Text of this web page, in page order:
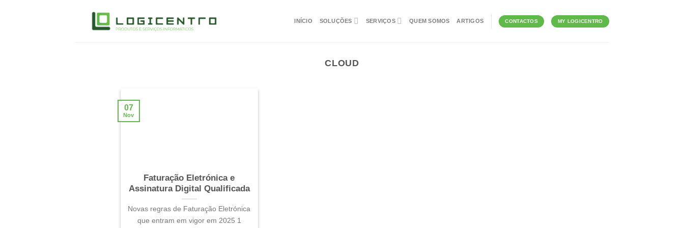
INÍCIO SOLUÇÕES SERVIÇOS QUEM SOMOS ARTIGOS CONTACTOS MY LOGICENTRO
CLOUD
Faturação Eletrónica e
Assinatura Digital Qualificada
Novas regras de Faturação Eletrónica
que entram em vigor em 2025 1
07
Nov